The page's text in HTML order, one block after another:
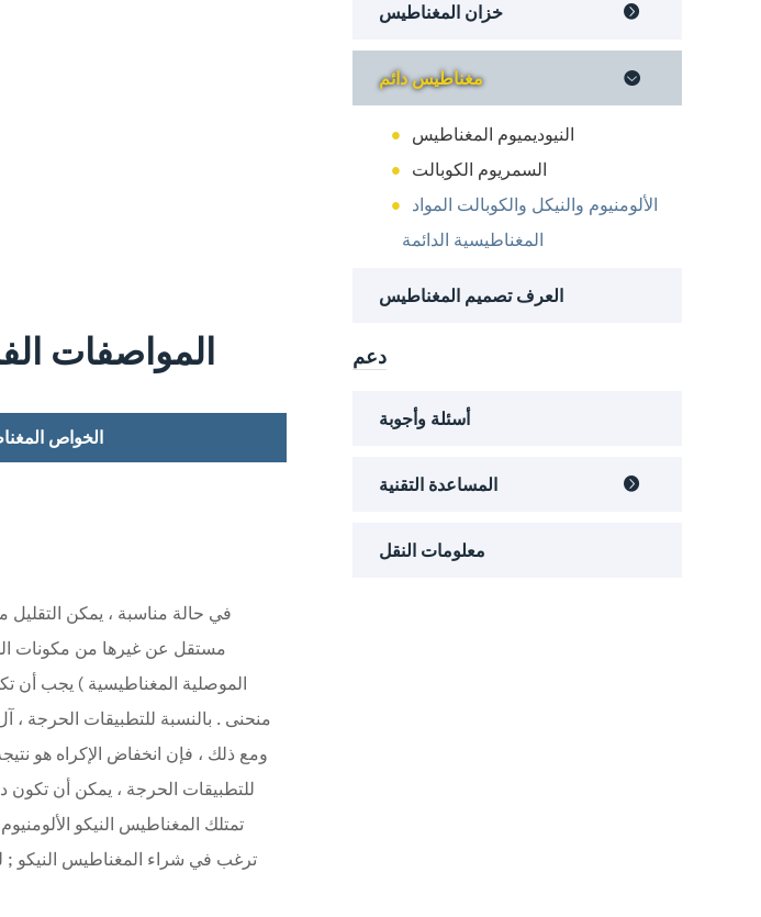
المواصفات
الخواص
في حالة مناسبة ، يمكن
مستقل عن غيرها من مكونات
الموصلية المغناطيسية ) يجب أن
منحنى . بالنسبة للتطبيقات الحرجة ،
ومع ذلك ، فإن انخفاض الإكراه هو
للتطبيقات الحرجة ، يمكن أن تكون
ترغب في شراء المغناطيس النيكو ;
خزان المغناطيس 
مغناطيس دائم 
النيوديميوم المغناطيس
السمريوم الكوبالت
الألومنيوم والنيكل والكوبالت المواد
المغناطيسية الدائمة
العرف تصميم المغناطيس
دعم
أسئلة وأجوبة
المساعدة التقنية 
معلومات النقل